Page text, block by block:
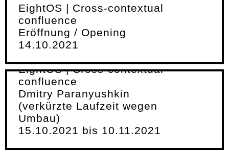
EightOS | Cross-contextual
confluence
Eröffnung / Opening
14.10.2021
EightOS | Cross-contextual
confluence
Dmitry Paranyushkin
(verkürzte Laufzeit wegen
Umbau)
15.10.2021 bis 10.11.2021